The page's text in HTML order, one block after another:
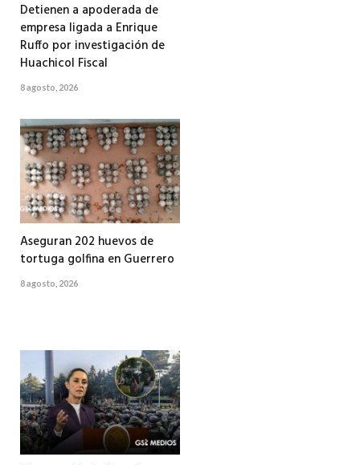
Detienen a apoderada de
empresa ligada a Enrique
Ruffo por investigación de
Huachicol Fiscal
8 agosto, 2026
Aseguran 202 huevos de
tortuga golfina en Guerrero
8 agosto, 2026